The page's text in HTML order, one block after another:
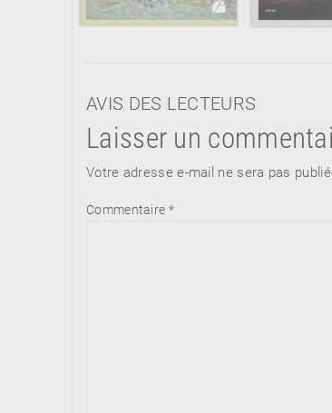
AVIS DES LECTEURS
Laisser un
Votre adresse e-mail ne sera pas
Commentaire *